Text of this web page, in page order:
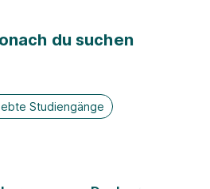
du suchen
Studiengänge